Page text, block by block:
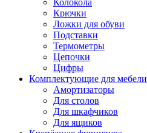
Колокола
Крючки
Ложки для обуви
Подставки
Термометры
Цепочки
Цифры
Комплектующие для мебели
Амортизаторы
Для столов
Для шкафчиков
Для ящиков